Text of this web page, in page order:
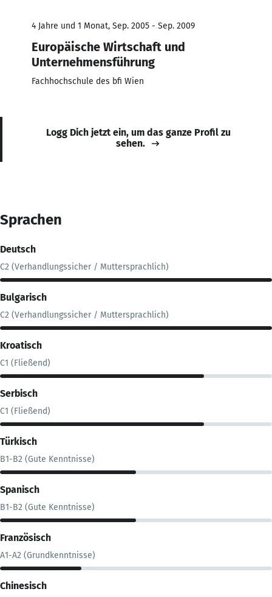
4 Jahre und 1 Monat, Sep. 2005 - Sep. 2009
Europäische Wirtschaft und
Unternehmensführung
Fachhochschule des bfi Wien
Logg Dich jetzt ein, um das ganze Profil zu
sehen.
Sprachen
Deutsch
C2 (Verhandlungssicher / Muttersprachlich)
Bulgarisch
C2 (Verhandlungssicher / Muttersprachlich)
Kroatisch
C1 (Fließend)
Serbisch
C1 (Fließend)
Türkisch
B1-B2 (Gute Kenntnisse)
Spanisch
B1-B2 (Gute Kenntnisse)
Französisch
A1-A2 (Grundkenntnisse)
Chinesisch